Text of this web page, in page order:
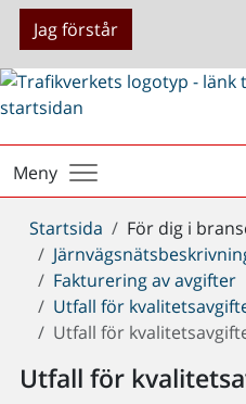
Jag förstår
Meny
Du
är
här:
Startsida För dig i
Fakturering av avgifter
Utfall för
Utfall för
Utfall för